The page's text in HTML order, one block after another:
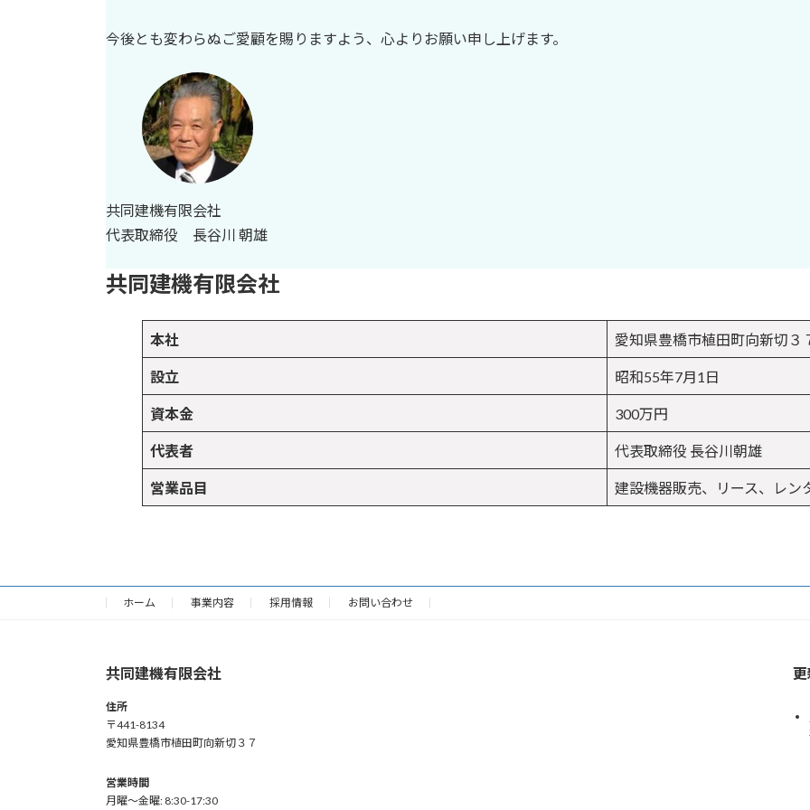
今後とも変わらぬご愛顧を賜りますよう、心よりお願い申し上げます。
共同建機有限会社
代表取締役 長谷川 朝雄
共同建機有限会社
本社 愛知県豊橋市植田町向新切３
設立 昭和55年7月1日
資本金 300万円
代表者 代表取締役 長谷川朝雄
営業品目 建設機器販売、リース、レン
ホーム 事業内容 採用情報 お問い合わせ
共同建機有限会社
住所
〒441-8134
愛知県豊橋市植田町向新切３７
営業時間
月曜〜金曜: 8:30-17:30